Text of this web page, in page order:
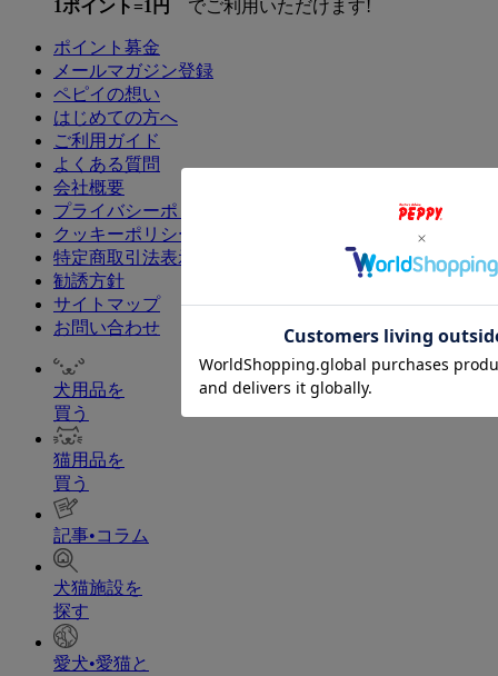
1ポイント=1円 でご利用いただけます!
ポイント募金
メールマガジン登録
ペピイの想い
はじめての方へ
ご利用ガイド
よくある質問
会社概要
プライバシーポリシー
クッキーポリシー
特定商取引法表示
勧誘方針
サイトマップ
お問い合わせ
犬用品を
買う
猫用品を
買う
記事•コラム
犬猫施設を
探す
愛犬•愛猫と